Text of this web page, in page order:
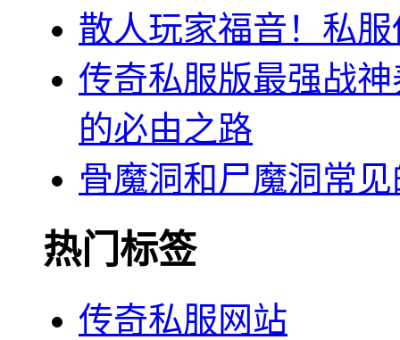
散人玩家福音！私
传奇私服版最强战
的必由之路
骨魔洞和尸魔洞常
热门标签
传奇私服网站